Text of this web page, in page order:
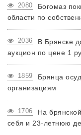
2080
Богомаз
области по
2036
В Брянске
аукцион по цене 1
1859
Брянца
организациям
1706
На
себя и 23-летнюю